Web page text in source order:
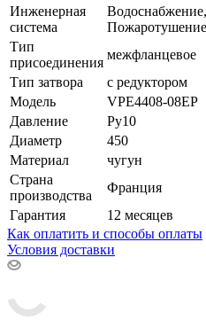
Инженерная
система
Тип
присоединения
межфланцевое
Тип затвора
с редуктором
Модель
VPE4408-08EP
Давление
Ру10
Диаметр
450
Материал
чугун
Страна
производства
Франция
Гарантия
12 месяцев
Как оплатить и способы оплаты
Условия доставки